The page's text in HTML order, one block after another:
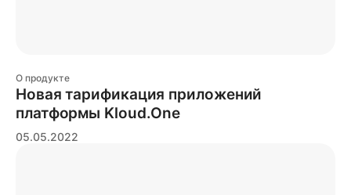
О продукте
Новая тарификация приложений
платформы Kloud.One
05.05.2022